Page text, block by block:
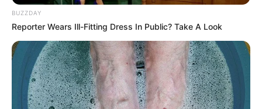
BUZZDAY
Reporter Wears Ill-Fitting Dress In Public? Take A Look